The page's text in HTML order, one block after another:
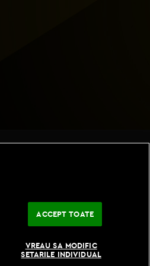
ACCEPT TOATE
VREAU SA MODIFIC
SETARILE INDIVIDUAL